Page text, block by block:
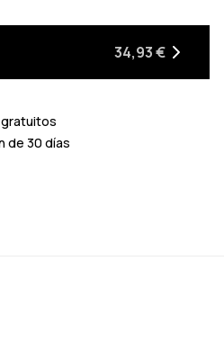
34,93 €
de 30 días